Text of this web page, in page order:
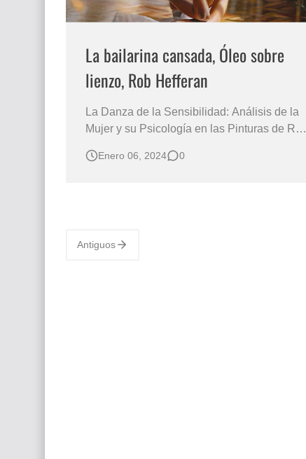
La bailarina cansada, Óleo sobre
lienzo, Rob Hefferan
La Danza de la Sensibilidad: Análisis de la
Mujer y su Psicología en las Pinturas de Rob
Hefferan y su Impacto en la Representación
Enero 06, 2024 0
Antiguos